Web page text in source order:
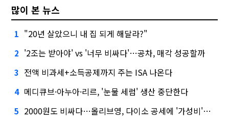
많이 본 뉴스
1 "20년 살았으니 내 집 되게 해달라?"
2 '2조는 받아야' vs '너무 비싸다'…공차, 매각 성공할까
3 전액 비과세+소득공제까지 주는 ISA 나온다
4 메디큐브·아누아·리르, '눈물 세럼' 생산 중단한다
5 2000원도 비싸다…올리브영, 다이소 공세에 '가성비'로 맞불